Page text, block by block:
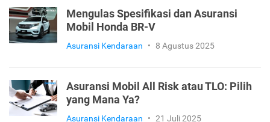
Mengulas Spesifikasi dan Asuransi
Mobil Honda BR-V
Asuransi Kendaraan • 8 Agustus 2025
Asuransi Mobil All Risk atau TLO: Pilih
yang Mana Ya?
Asuransi Kendaraan • 21 Juli 2025